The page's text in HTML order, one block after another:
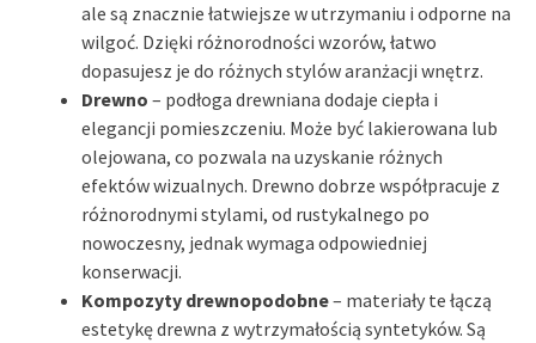
ale są znacznie łatwiejsze w utrzymaniu i odporne na
wilgoć. Dzięki różnorodności wzorów, łatwo
dopasujesz je do różnych stylów aranżacji wnętrz.
Drewno – podłoga drewniana dodaje ciepła i
elegancji pomieszczeniu. Może być lakierowana lub
olejowana, co pozwala na uzyskanie różnych
efektów wizualnych. Drewno dobrze współpracuje z
różnorodnymi stylami, od rustykalnego po
nowoczesny, jednak wymaga odpowiedniej
konserwacji.
Kompozyty drewnopodobne– materiały te łączą
estetykę drewna z wytrzymałością syntetyków. Są